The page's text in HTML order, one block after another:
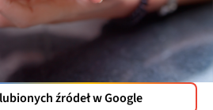
źródeł w Google